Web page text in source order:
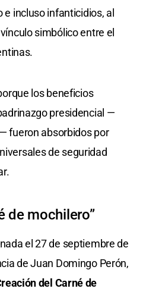
incluso infanticidios, al
simbólico entre el
los beneficios
presidencial —
fueron absorbidos por
de seguridad
de mochilero”
el 27 de septiembre de
de Juan Domingo Perón,
del Carné de